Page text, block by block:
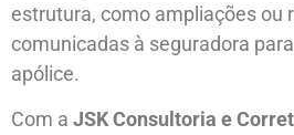
estrutura, como ampliações ou
comunicadas à seguradora
apólice.
Com a JSK Consultoria e